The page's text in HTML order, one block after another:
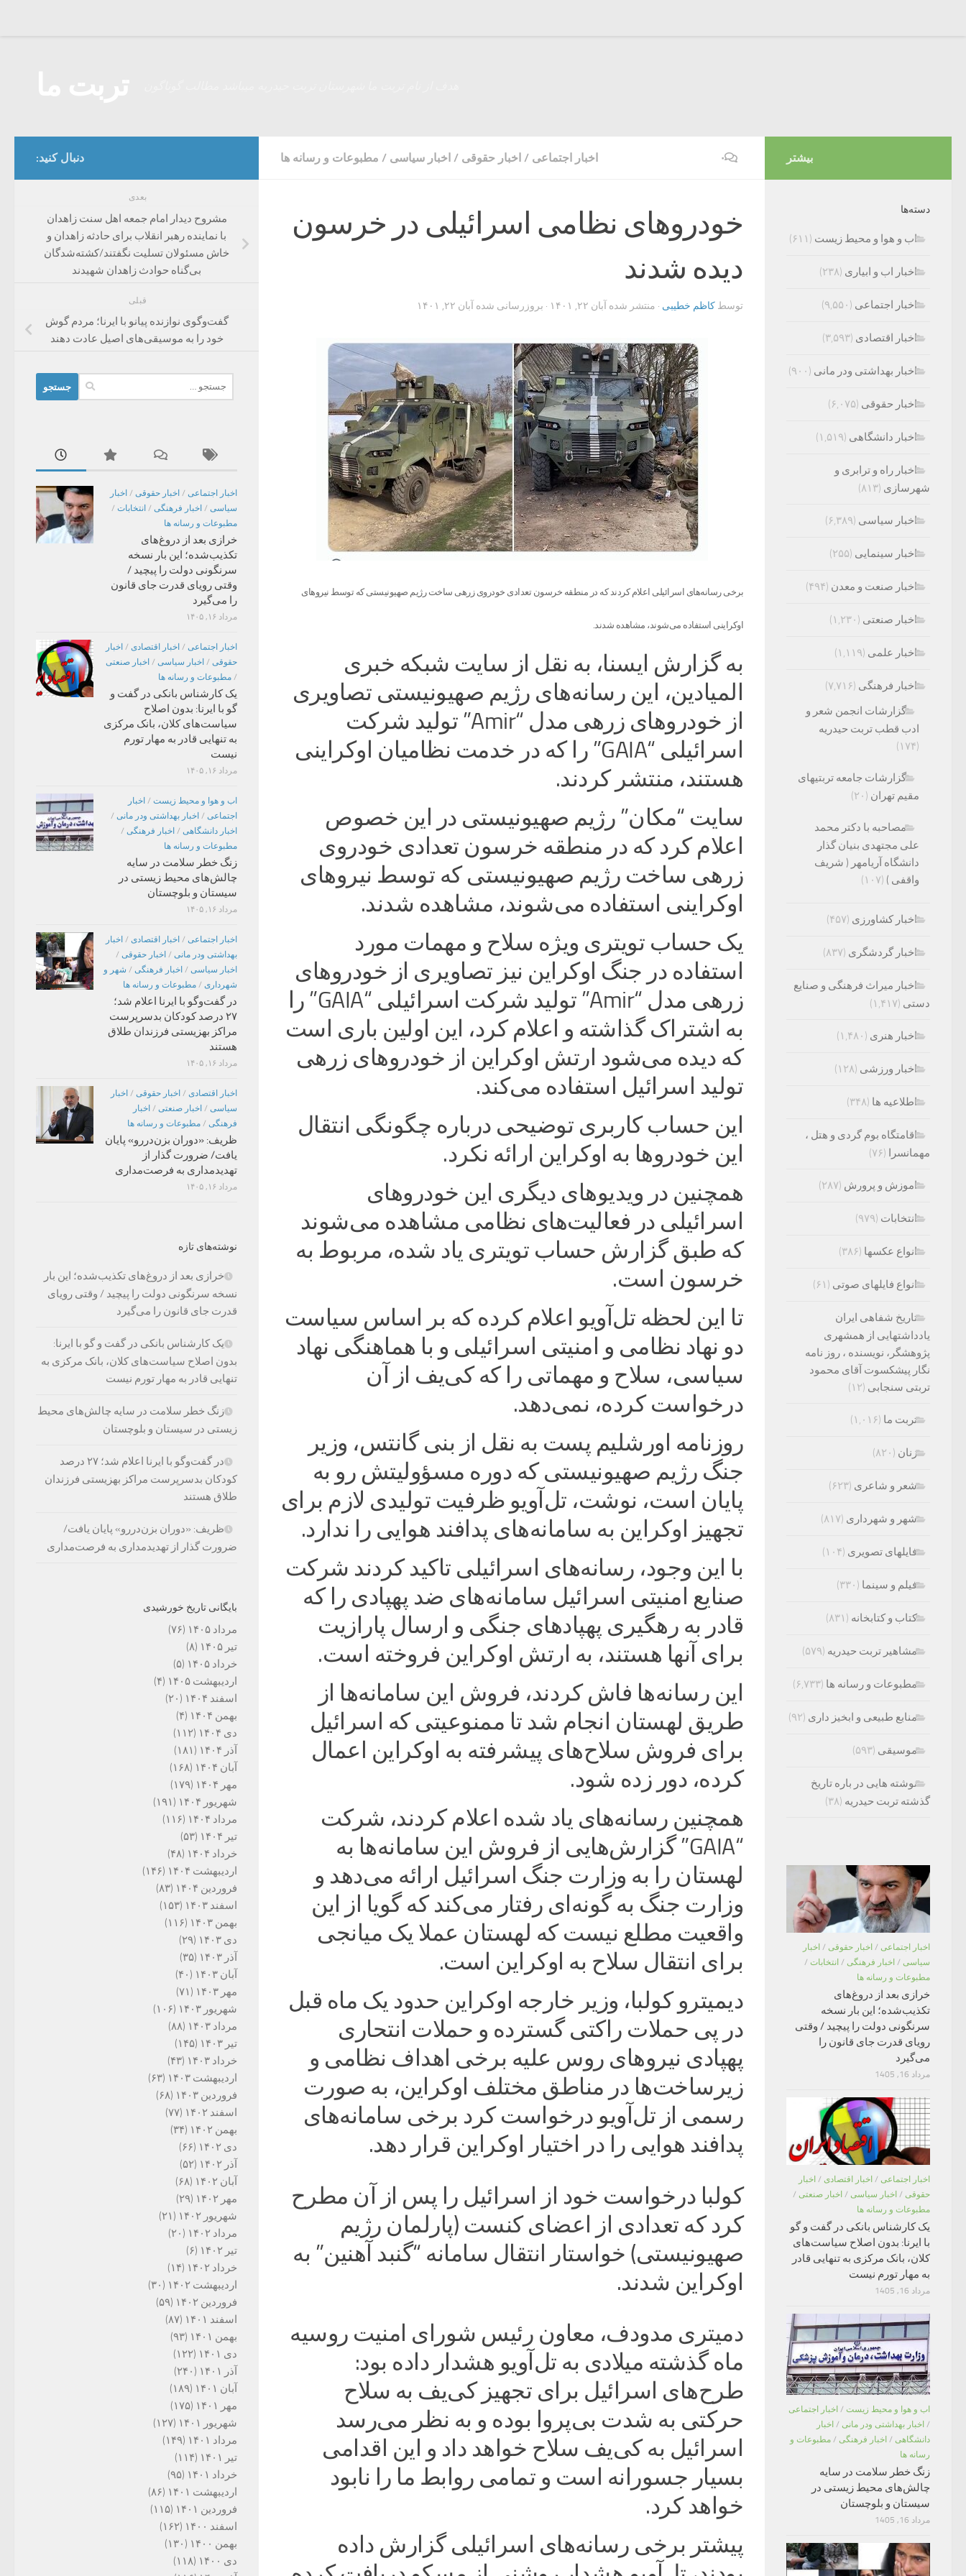
اخبار اجتماعی / اخبار حقوقی / اخبار سیاسی / مطبوعات و رسانه ها ۰
خودروهای نظامی اسرائیلی در خرسون
دیده شدند
توسط کاظم خطیبی · منتشر شده آبان ۲۲, ۱۴۰۱ · بروزرسانی شده آبان ۲۲, ۱۴۰۱
برخی رسانه‌های اسرائیلی اعلام کردند که در منطقه خرسون تعدادی خودروی زرهی ساخت رژیم صهیونیستی که توسط نیروهای
اوکراینی استفاده می‌شوند، مشاهده شدند.
به گزارش ایسنا، به نقل از سایت شبکه خبری
المیادین، این رسانه‌های رژیم صهیونیستی تصاویری
از خودروهای زرهی مدل “Amir” تولید شرکت
اسرائیلی “GAIA” را که در خدمت نظامیان اوکراینی
هستند، منتشر کردند.
سایت “مکان” رژیم صهیونیستی در این خصوص
اعلام کرد که در منطقه خرسون تعدادی خودروی
زرهی ساخت رژیم صهیونیستی که توسط نیروهای
اوکراینی استفاده می‌شوند، مشاهده شدند.
یک حساب تویتری ویژه سلاح و مهمات مورد
استفاده در جنگ اوکراین نیز تصاویری از خودروهای
زرهی مدل “Amir” تولید شرکت اسرائیلی “GAIA” را
به اشتراک گذاشته و اعلام کرد، این اولین باری است
که دیده می‌شود ارتش اوکراین از خودروهای زرهی
تولید اسرائیل استفاده می‌کند.
این حساب کاربری توضیحی درباره چگونگی انتقال
این خودروها به اوکراین ارائه نکرد.
همچنین در ویدیوهای دیگری این خودروهای
اسرائیلی در فعالیت‌های نظامی مشاهده می‌شوند
که طبق گزارش حساب تویتری یاد شده، مربوط به
خرسون است.
تا این لحظه تل‌آویو اعلام کرده که بر اساس سیاست
دو نهاد نظامی و امنیتی اسرائیلی و با هماهنگی نهاد
سیاسی، سلاح و مهماتی را که کی‌یف از آن
درخواست کرده، نمی‌دهد.
روزنامه اورشلیم پست به نقل از بنی گانتس، وزیر
جنگ رژیم صهیونیستی که دوره مسؤولیتش رو به
پایان است، نوشت، تل‌آویو ظرفیت تولیدی لازم برای
تجهیز اوکراین به سامانه‌های پدافند هوایی را ندارد.
با این وجود، رسانه‌های اسرائیلی تاکید کردند شرکت
صنایع امنیتی اسرائیل سامانه‌های ضد پهپادی را که
قادر به رهگیری پهپادهای جنگی و ارسال پارازیت
برای آنها هستند، به ارتش اوکراین فروخته است.
این رسانه‌ها فاش کردند، فروش این سامانه‌ها از
طریق لهستان انجام شد تا ممنوعیتی که اسرائیل
برای فروش سلاح‌های پیشرفته به اوکراین اعمال
کرده، دور زده شود.
همچنین رسانه‌های یاد شده اعلام کردند، شرکت
“GAIA” گزارش‌هایی از فروش این سامانه‌ها به
لهستان را به وزارت جنگ اسرائیل ارائه می‌دهد و
وزارت جنگ به گونه‌ای رفتار می‌کند که گویا از این
واقعیت مطلع نیست که لهستان عملا یک میانجی
برای انتقال سلاح به اوکراین است.
دیمیترو کولبا، وزیر خارجه اوکراین حدود یک ماه قبل
در پی حملات راکتی گسترده و حملات انتحاری
پهپادی نیروهای روس علیه برخی اهداف نظامی و
زیرساخت‌ها در مناطق مختلف اوکراین، به صورت
رسمی از تل‌آویو درخواست کرد برخی سامانه‌های
پدافند هوایی را در اختیار اوکراین قرار دهد.
کولبا درخواست خود از اسرائیل را پس از آن مطرح
کرد که تعدادی از اعضای کنست (پارلمان رژیم
صهیونیستی) خواستار انتقال سامانه “گنبد آهنین” به
اوکراین شدند.
دمیتری مدودف، معاون رئیس شورای امنیت روسیه
ماه گذشته میلادی به تل‌آویو هشدار داده بود:
طرح‌های اسرائیل برای تجهیز کی‌یف به سلاح
حرکتی به شدت بی‌پروا بوده و به نظر می‌رسد
اسرائیل به کی‌یف سلاح خواهد داد و این اقدامی
بسیار جسورانه است و تمامی روابط ما را نابود
خواهد کرد.
پیشتر برخی رسانه‌های اسرائیلی گزارش داده
دنبال کنید:
بعدی
مشروح دیدار امام جمعه اهل سنت زاهدان
با نماینده رهبر انقلاب برای حادثه‌ زاهدان و
خاش مسئولان تسلیت نگفتند/کشته‌شدگان
بی‌گناه حوادث زاهدان شهیدند
قبلی
گفت‌وگوی نوازنده پیانو با ایرنا؛ مردم گوش
خود را به موسیقی‌های اصیل عادت دهند
برای:
اخبار اجتماعی / اخبار حقوقی / اخبار
سیاسی / اخبار فرهنگی / انتخابات /
مطبوعات و رسانه ها
خرازی بعد از دروغ‌های
تکذیب‌شده؛ این بار نسخه
سرنگونی دولت را پیچید /
وقتی رویای قدرت جای قانون
را می‌گیرد
مرداد ۱۶, ۱۴۰۵
اخبار اجتماعی / اخبار اقتصادی / اخبار
حقوقی / اخبار سیاسی / اخبار صنعتی
/ مطبوعات و رسانه ها
یک کارشناس بانکی در گفت و
گو با ایرنا: بدون اصلاح
سیاست‌های کلان، بانک مرکزی
به تنهایی قادر به مهار تورم
نیست
مرداد ۱۶, ۱۴۰۵
اب و هوا و محیط زیست / اخبار
اجتماعی / اخبار بهداشتی ودر مانی /
اخبار دانشگاهی / اخبار فرهنگی /
مطبوعات و رسانه ها
زنگ خطر سلامت در سایه
چالش‌های محیط زیستی در
سیستان و بلوچستان
مرداد ۱۶, ۱۴۰۵
اخبار اجتماعی / اخبار اقتصادی / اخبار
بهداشتی ودر مانی / اخبار حقوقی /
اخبار سیاسی / اخبار فرهنگی / شهر و
شهرداری / مطبوعات و رسانه ها
در گفت‌وگو با ایرنا اعلام شد؛
۲۷ درصد کودکان بدسرپرست
مراکز بهزیستی فرزندان طلاق
هستند
مرداد ۱۶, ۱۴۰۵
اخبار اقتصادی / اخبار حقوقی / اخبار
سیاسی / اخبار صنعتی / اخبار
فرهنگی / مطبوعات و رسانه ها
ظریف: «دوران بزن‌دررو» پایان
یافت/ ضرورت گذار از
تهدیدمداری به فرصت‌مداری
مرداد ۱۶, ۱۴۰۵
نوشته‌های تازه
خرازی بعد از دروغ‌های تکذیب‌شده؛ این بار
نسخه سرنگونی دولت را پیچید / وقتی رویای
قدرت جای قانون را می‌گیرد
یک کارشناس بانکی در گفت و گو با ایرنا:
بدون اصلاح سیاست‌های کلان، بانک مرکزی به
تنهایی قادر به مهار تورم نیست
زنگ خطر سلامت در سایه چالش‌های محیط
زیستی در سیستان و بلوچستان
در گفت‌وگو با ایرنا اعلام شد؛ ۲۷ درصد
کودکان بدسرپرست مراکز بهزیستی فرزندان
طلاق هستند
ظریف: «دوران بزن‌دررو» پایان یافت/
ضرورت گذار از تهدیدمداری به فرصت‌مداری
بایگانی تاریخ خورشیدی
مرداد ۱۴۰۵
(۷۶)
تیر ۱۴۰۵
(۸)
خرداد ۱۴۰۵
(۵)
اردیبهشت ۱۴۰۵
(۴)
اسفند ۱۴۰۴
(۲۰)
بهمن ۱۴۰۴
(۴)
دی ۱۴۰۴
(۱۱۲)
آذر ۱۴۰۴
(۱۸۱)
آبان ۱۴۰۴
(۱۶۸)
مهر ۱۴۰۴
(۱۷۹)
شهریور ۱۴۰۴
(۱۹۱)
مرداد ۱۴۰۴
(۱۱۶)
تیر ۱۴۰۴
(۵۳)
خرداد ۱۴۰۴
(۴۸)
اردیبهشت ۱۴۰۴
(۱۴۶)
فروردین ۱۴۰۴
(۸۳)
اسفند ۱۴۰۳
(۱۵۳)
بهمن ۱۴۰۳
(۱۱۶)
دی ۱۴۰۳
(۲۹)
آذر ۱۴۰۳
(۳۵)
آبان ۱۴۰۳
(۴۰)
مهر ۱۴۰۳
(۷۱)
شهریور ۱۴۰۳
(۱۰۶)
مرداد ۱۴۰۳
(۸۸)
تیر ۱۴۰۳
(۱۴۵)
خرداد ۱۴۰۳
(۴۳)
اردیبهشت ۱۴۰۳
(۶۳)
فروردین ۱۴۰۳
(۶۸)
اسفند ۱۴۰۲
(۷۷)
بهمن ۱۴۰۲
(۳۴)
دی ۱۴۰۲
(۶۶)
آذر ۱۴۰۲
(۵۲)
آبان ۱۴۰۲
(۶۸)
مهر ۱۴۰۲
(۲۹)
شهریور ۱۴۰۲
(۲۱)
مرداد ۱۴۰۲
(۲۰)
تیر ۱۴۰۲
(۶)
خرداد ۱۴۰۲
(۱۴)
اردیبهشت ۱۴۰۲
(۳۰)
فروردین ۱۴۰۲
(۵۹)
اسفند ۱۴۰۱
(۸۷)
بهمن ۱۴۰۱
(۹۳)
دی ۱۴۰۱
(۱۲۲)
آذر ۱۴۰۱
(۲۴۰)
آبان ۱۴۰۱
(۱۸۹)
مهر ۱۴۰۱
(۱۷۵)
شهریور ۱۴۰۱
(۱۲۷)
مرداد ۱۴۰۱
(۱۴۹)
تیر ۱۴۰۱
(۱۱۴)
خرداد ۱۴۰۱
(۹۵)
اردیبهشت ۱۴۰۱
(۸۶)
فروردین ۱۴۰۱
(۱۱۵)
اسفند ۱۴۰۰
(۱۶۲)
بهمن ۱۴۰۰
(۱۳۰)
دی ۱۴۰۰
(۱۱۸)
بیشتر
دسته‌ها
اب و هوا و محیط زیست (۶۱۱)
اخبار اب و ابیاری (۲۳۸)
اخبار اجتماعی (۹,۵۵۰)
اخبار اقتصادی (۳,۵۹۳)
اخبار بهداشتی ودر مانی (۹۰۰)
اخبار حقوقی (۶,۰۷۵)
اخبار دانشگاهی (۱,۵۱۹)
اخبار راه و ترابری و
شهرسازی (۸۱۳)
اخبار سیاسی (۶,۳۸۹)
اخبار سینمایی (۲۵۵)
اخبار صنعت و معدن (۴۹۴)
اخبار صنعتی (۱,۲۳۰)
اخبار علمی (۱,۱۱۹)
اخبار فرهنگی (۷,۷۱۶)
گزارشات انجمن شعر و
ادب قطب تربت حیدریه
(۱۷۴)
گزارشات جامعه تربتیهای
مقیم تهران (۲۰)
مصاحبه با دکتر محمد
علی مجتهدی بنیان گذار
دانشگاه آریامهر ( شریف
واقفی ) (۱۰۷)
اخبار کشاورزی (۴۵۷)
اخبار گردشگری (۸۳۷)
اخبار میراث فرهنگی و صنایع
دستی (۱,۴۱۷)
اخبار هنری (۱,۴۸۰)
اخبار ورزشی (۱۲۸)
اطلاعیه ها (۳۴۸)
اقامتگاه بوم گردی و هتل ،
مهمانسرا (۷۶)
اموزش و پرورش (۲۸۷)
انتخابات (۹۷۹)
انواع عکسها (۳۸۶)
انواع فایلهای صوتی (۶۱)
تاریخ شفاهی ایران
یادداشتهایی از همشهری
پژوهشگر، نویسنده ، روز نامه
نگار پیشکسوت آقای محمود
تربتی سنجابی (۱۲)
تربت ما (۱,۰۱۶)
زنان (۸۲۰)
شعر و شاعری (۶۲۳)
شهر و شهرداری (۸۱۷)
فایلهای تصویری (۱۰۴)
فیلم و سینما (۳۳۰)
کتاب و کتابخانه (۸۳۱)
مشاهیر تربت حیدریه (۵۷۹)
مطبوعات و رسانه ها (۶,۷۳۳)
منابع طبیعی و ابخیز داری (۹۲)
موسیقی (۵۹۳)
نوشته هایی در باره تاریخ
گذشته تربت حیدریه (۳۸)
اخبار اجتماعی / اخبار حقوقی / اخبار
سیاسی / اخبار فرهنگی / انتخابات /
مطبوعات و رسانه ها
خرازی بعد از دروغ‌های
تکذیب‌شده؛ این بار نسخه
سرنگونی دولت را پیچید / وقتی
رویای قدرت جای قانون را
می‌گیرد
مرداد 16, 1405
اخبار اجتماعی / اخبار اقتصادی / اخبار
حقوقی / اخبار سیاسی / اخبار صنعتی /
مطبوعات و رسانه ها
یک کارشناس بانکی در گفت و گو
با ایرنا: بدون اصلاح سیاست‌های
کلان، بانک مرکزی به تنهایی قادر
به مهار تورم نیست
مرداد 16, 1405
اب و هوا و محیط زیست / اخبار اجتماعی
/ اخبار بهداشتی ودر مانی / اخبار
دانشگاهی / اخبار فرهنگی / مطبوعات و
رسانه ها
زنگ خطر سلامت در سایه
چالش‌های محیط زیستی در
سیستان و بلوچستان
مرداد 16, 1405